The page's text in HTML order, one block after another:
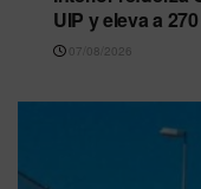
UIP y eleva a
07/08/2026